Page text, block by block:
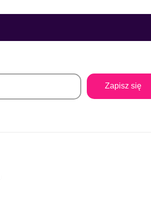
Zapisz się